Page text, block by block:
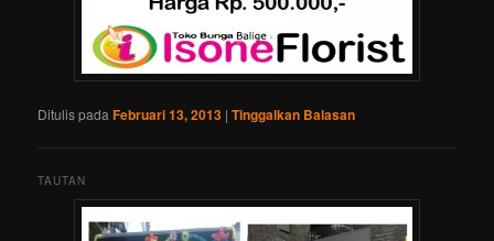
Ditulis padaFebruari 13, 2013 |Tinggalkan Balasan
TAUTAN